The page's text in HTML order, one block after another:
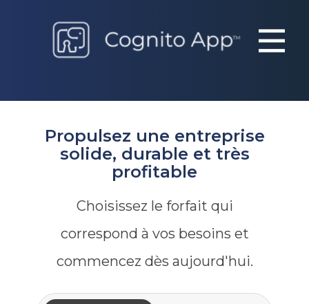
Propulsez une entreprise
solide, durable et très
profitable
Choisissez le forfait qui
correspond à vos besoins et
commencez dès aujourd'hui.